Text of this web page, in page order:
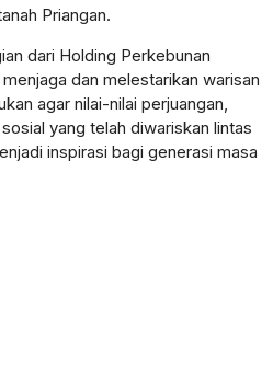
Priangan.
dari Holding Perkebunan
dan melestarikan warisan
agar nilai-nilai perjuangan,
yang telah diwariskan lintas
inspirasi bagi generasi masa